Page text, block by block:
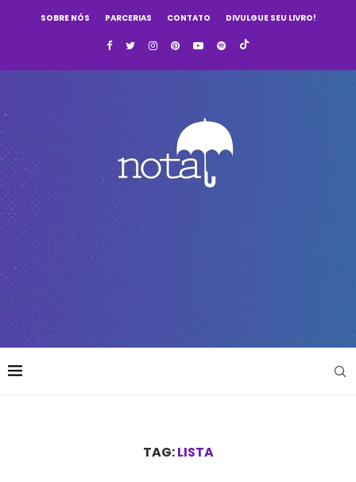
SOBRE NÓS PARCERIAS CONTATO DIVULGUE SEU LIVRO!
TAG:LISTA